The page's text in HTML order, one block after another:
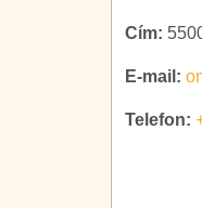
Cím:
E-mail:
Telefon: